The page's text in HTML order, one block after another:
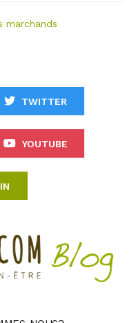
marchands
TWITTER
YOUTUBE